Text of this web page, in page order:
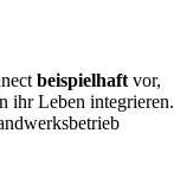
beispielhaft vor,
ihr Leben integrieren.